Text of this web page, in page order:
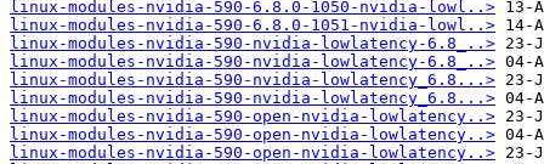
linux-modules-nvidia-590-6.8.0-1050-nvidia-lowl..>
linux-modules-nvidia-590-6.8.0-1051-nvidia-lowl..>
linux-modules-nvidia-590-nvidia-lowlatency-6.8_..>
linux-modules-nvidia-590-nvidia-lowlatency-6.8_..>
linux-modules-nvidia-590-nvidia-lowlatency_6.8...>
linux-modules-nvidia-590-nvidia-lowlatency_6.8...>
linux-modules-nvidia-590-open-nvidia-lowlatency..>
linux-modules-nvidia-590-open-nvidia-lowlatency..>
linux-modules-nvidia-590-open-nvidia-lowlatency..>